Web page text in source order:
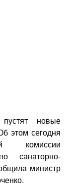
новые
этом сегодня
комиссии
санаторно-
министр